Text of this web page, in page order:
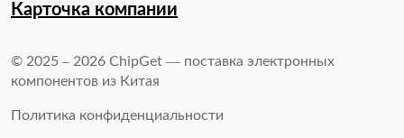
Карточка компании
© 2025 – 2026 ChipGet — поставка электронных
компонентов из Китая
Политика конфиденциальности